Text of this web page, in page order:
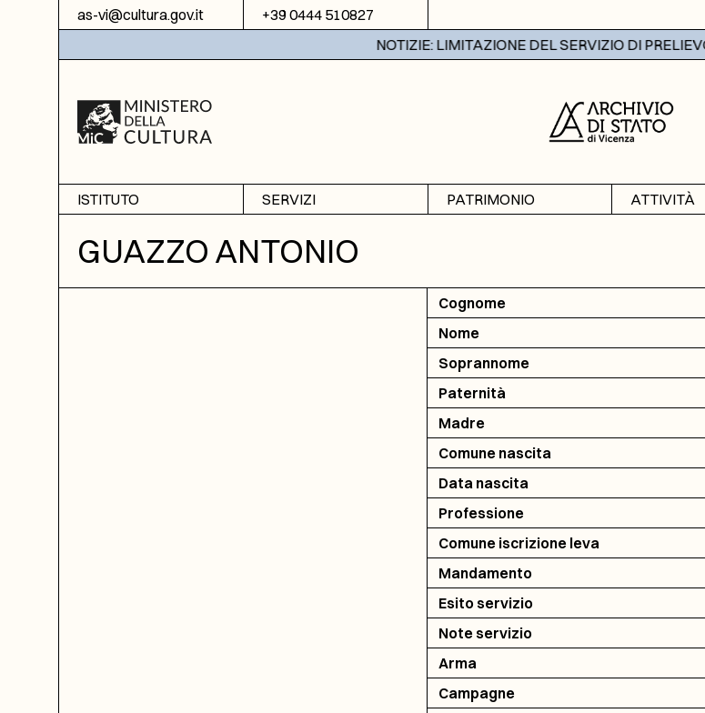
Vai al contenuto
as-vi@cultura.gov.it +39 0444 510827
NOTIZIE: LIMITAZIONE DEL SERVIZIO DI PRELIEVO
ISTITUTO
Informazioni
Sezione di Bassano del
SERVIZI
Ricerche
Fotoriproduzione
PATRIMONIO
ATTIVITÀ
GUAZZO ANTONIO
Cognome
Nome
Soprannome
Paternità
Madre
Comune nascita
Data nascita
Professione
Comune iscrizione leva
Mandamento
Esito servizio
Note servizio
Arma
Campagne